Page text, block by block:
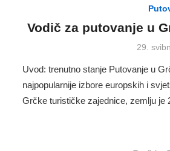
Vodič za putovanje u
Posted
29.
Uvod: trenutno stanje Putovanje u
najpopularnije izbore europskih i
Grčke turističke zajednice, zemlju je